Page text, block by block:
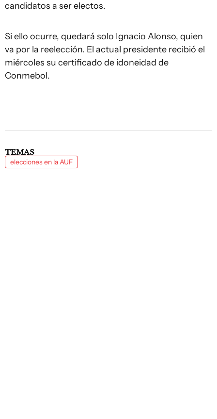
candidatos a ser electos.
Si ello ocurre, quedará solo Ignacio Alonso, quien
va por la reelección. El actual presidente recibió el
miércoles su certificado de idoneidad de
Conmebol.
TEMAS
elecciones en la AUF